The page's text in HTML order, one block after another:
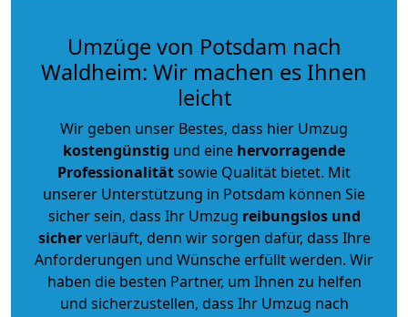
Umzüge von Potsdam nach
Waldheim: Wir machen es Ihnen
leicht
Wir geben unser Bestes, dass hier Umzug
kostengünstig und eine hervorragende
Professionalitätsowie Qualität bietet. Mit
unserer Unterstützung in Potsdam können Sie
sicher sein, dass Ihr Umzug reibungslos und
sicherverläuft, denn wir sorgen dafür, dass Ihre
Anforderungen und Wünsche erfüllt werden. Wir
haben die besten Partner, um Ihnen zu helfen
und sicherzustellen, dass Ihr Umzug nach